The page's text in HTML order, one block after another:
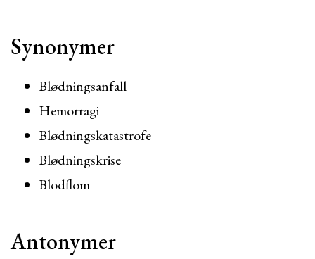
Synonymer
Blødningsanfall
Hemorragi
Blødningskatastrofe
Blødningskrise
Blodflom
Antonymer